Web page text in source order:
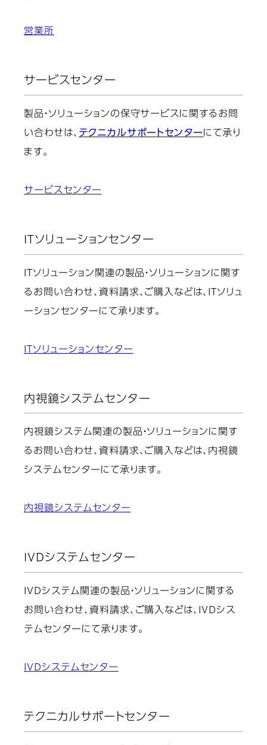
営業所
サービスセンター
製品・ソリューションの保守サービスに関するお問
い合わせは、 テクニカルサポートセンターにて承り
ます。
サービスセンター
ITソリューションセンター
ITソリューション関連の製品・ソリューションに関す
るお問い合わせ、資料請求、ご購入などは、ITソリュ
ーションセンターにて承ります。
ITソリューションセンター
内視鏡システムセンター
内視鏡システム関連の製品・ソリューションに関す
るお問い合わせ、資料請求、ご購入などは、内視鏡
システムセンターにて承ります。
内視鏡システムセンター
IVDシステムセンター
IVDシステム関連の製品・ソリューションに関する
お問い合わせ、資料請求、ご購入などは、IVDシス
テムセンターにて承ります。
IVDシステムセンター
テクニカルサポートセンター